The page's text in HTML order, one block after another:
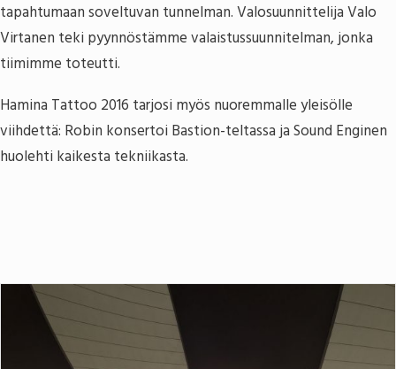
tapahtumaan soveltuvan tunnelman. Valosuunnittelija Valo
Virtanen teki pyynnöstämme valaistussuunnitelman, jonka
tiimimme toteutti.
Hamina Tattoo 2016 tarjosi myös nuoremmalle yleisölle
viihdettä: Robin konsertoi Bastion-teltassa ja Sound Enginen
huolehti kaikesta tekniikasta.